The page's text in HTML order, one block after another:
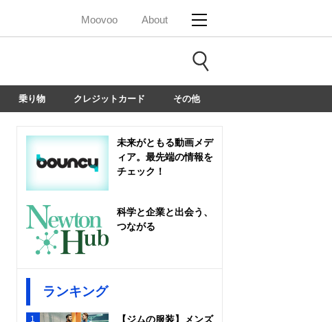
Moovoo About
乗り物 クレジットカード その他
未来がともる動画メデ
ィア。最先端の情報を
チェック！
科学と企業と出会う、
つながる
ランキング
1
【ジムの服装】メンズ